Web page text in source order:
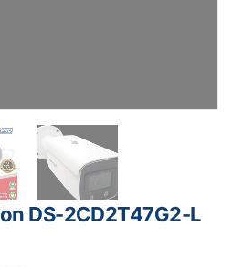
DS-2CD2T47G2-L